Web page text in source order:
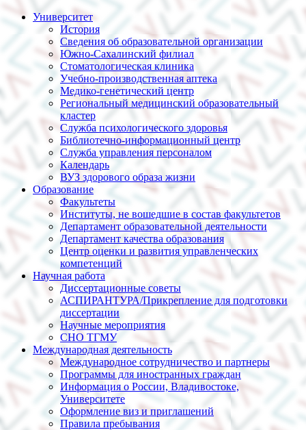
Университет
История
Сведения об образовательной организации
Южно-Сахалинский филиал
Стоматологическая клиника
Учебно-производственная аптека
Медико-генетический центр
Региональный медицинский образовательный
кластер
Служба психологического здоровья
Библиотечно-информационный центр
Служба управления персоналом
Календарь
ВУЗ здорового образа жизни
Образование
Факультеты
Институты, не вошедшие в состав факультетов
Департамент образовательной деятельности
Департамент качества образования
Центр оценки и развития управленческих
компетенций
Научная работа
Диссертационные советы
АСПИРАНТУРА/Прикрепление для подготовки
диссертации
Научные мероприятия
СНО ТГМУ
Международная деятельность
Международное сотрудничество и партнеры
Программы для иностранных граждан
Информация о России, Владивостоке,
Университете
Оформление виз и приглашений
Правила пребывания